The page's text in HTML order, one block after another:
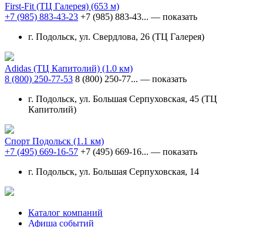
First-Fit (ТЦ Галерея) (653 м)
+7 (985) 883-43-23 +7 (985) 883-43... — показать
г. Подольск, ул. Свердлова, 26 (ТЦ Галерея)
Adidas (ТЦ Капитолий) (1.0 км)
8 (800) 250-77-53 8 (800) 250-77... — показать
г. Подольск, ул. Большая Серпуховская, 45 (ТЦ
Капитолий)
Спорт Подольск (1.1 км)
+7 (495) 669-16-57 +7 (495) 669-16... — показать
г. Подольск, ул. Большая Серпуховская, 14
Каталог компаний
Афиша событий